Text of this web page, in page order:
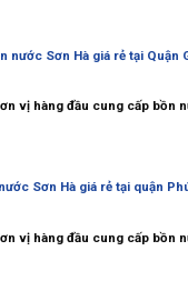
nước Sơn Hà giá rẻ tại Quận
vị hàng đầu cung cấp bồn
Sơn Hà giá rẻ tại quận
vị hàng đầu cung cấp bồn